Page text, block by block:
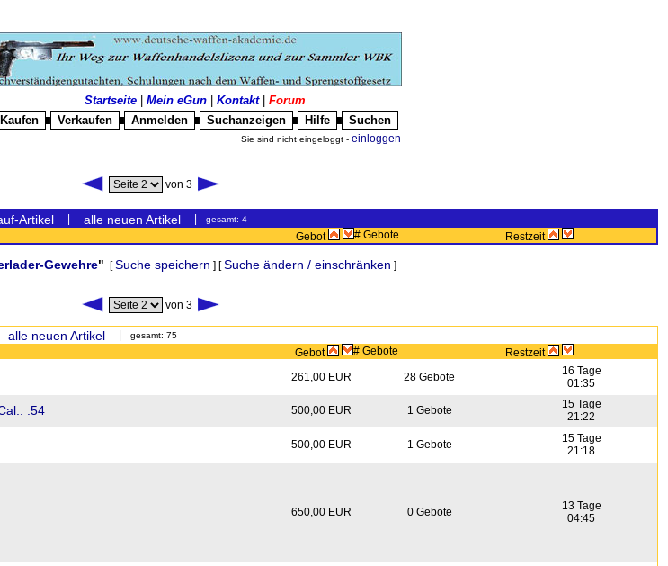
Startseite Mein eGun Kontakt| Forum
Kaufen
Verkaufen Anmelden Suchanzeigen Hilfe Suchen
Sie sind nicht eingeloggt - einloggen
von 3
Artikel alle neuen Artikel gesamt: 4
Gebot # Gebote Restzeit
Gewehre" [Suche speichern ] [Suche ändern / einschränken ]
von 3
alle neuen Artikel gesamt: 75
Gebot # Gebote Restzeit
261,00 EUR 28 Gebote
16 Tage
01:35
.54 500,00 EUR 1 Gebote
15 Tage
21:22
500,00 EUR 1 Gebote
15 Tage
21:18
650,00 EUR 0 Gebote
13 Tage
04:45